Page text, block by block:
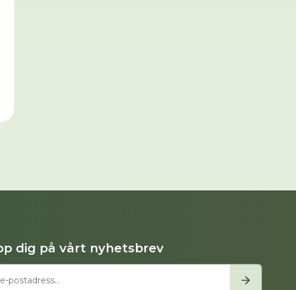
dig på vårt nyhetsbrev